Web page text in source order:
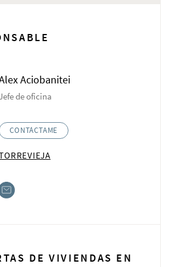
Aciobanitei
de oficina
CONTÁCTAME
DE VIVIENDAS EN